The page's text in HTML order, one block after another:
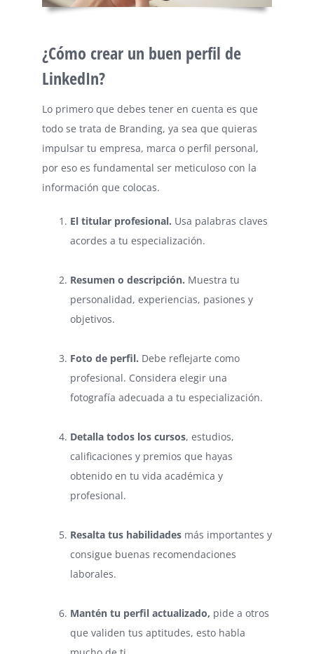
¿Cómo crear un buen perfil de
LinkedIn?
Lo primero que debes tener en cuenta es que
todo se trata de Branding, ya sea que quieras
impulsar tu empresa, marca o perfil personal,
por eso es fundamental ser meticuloso con la
información que colocas.
El titular profesional. Usa palabras claves
acordes a tu especialización.
Resumen o descripción. Muestra tu
personalidad, experiencias, pasiones y
objetivos.
Foto de perfil. Debe reflejarte como
profesional. Considera elegir una
fotografía adecuada a tu especialización.
Detalla todos los cursos, estudios,
calificaciones y premios que hayas
obtenido en tu vida académica y
profesional.
Resalta tus habilidades más importantes y
consigue buenas recomendaciones
laborales.
Mantén tu perfil actualizado, pide a otros
que validen tus aptitudes, esto habla